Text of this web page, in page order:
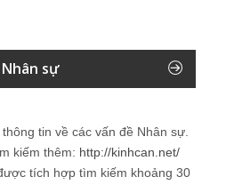
sự
tin về các vấn đề Nhân sự
kiếm thêm: http://kinhcan.net/
tích hợp tìm kiếm khoảng 30